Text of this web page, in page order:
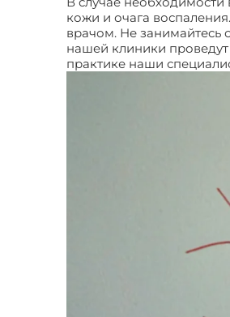
кожи и очага
врачом. Не занимайтесь
нашей клиники
практике наши